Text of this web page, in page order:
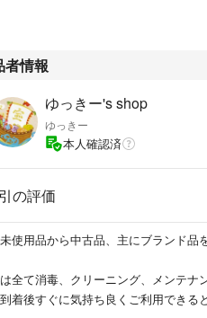
ーム防止の為、比較的にこまかい状
番号：m05010709
意事項 ＞
ですので小キズなど気になる神経質
鑑定士が集まる札幌古物市場にて購
者情報
ゆっきー's shop
ゆっきー
本人確認済
の評価
使用品から中古品、主にブランド品
全て消毒、クリーニング、メンテナ
着後すぐに気持ち良くご利用できる